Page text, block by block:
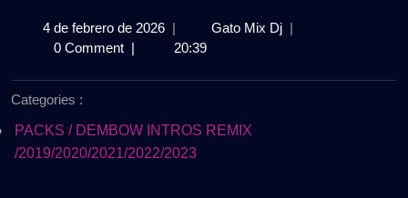
4 de febrero de 20264
de
| Gato Mix DjDEMBOW
|
0 Comment | 20:39
Categories :
PACKS / DEMBOW INTROS REMIX
/2019/2020/2021/2022/2023